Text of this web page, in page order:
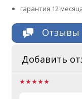
гарантия 12
Отзывы
Добавить